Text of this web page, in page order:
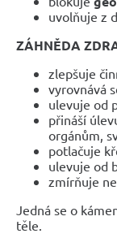
uvolňuje z
ZÁHNĚDA
zlepšuje
vyrovnává
ulevuje od
přináší
orgánům,
potlačuje
ulevuje od
zmírňuje
Jedná se o
těle.